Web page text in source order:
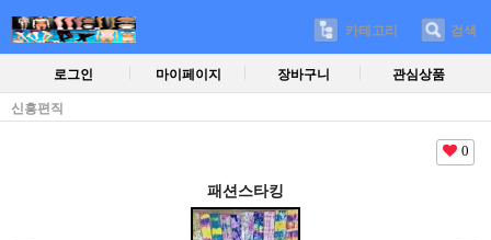
카테고리 검색
로그인 마이페이지 장바구니 관심상품
신흥편직
0
패션스타킹